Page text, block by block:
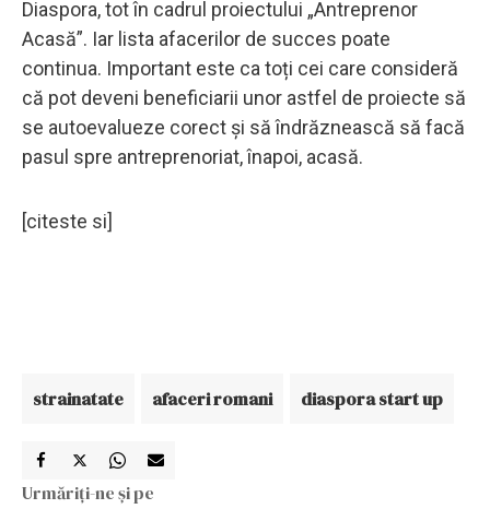
Diaspora, tot în cadrul proiectului „Antreprenor
Acasă”. Iar lista afacerilor de succes poate
continua. Important este ca toți cei care consideră
că pot deveni beneficiarii unor astfel de proiecte să
se autoevalueze corect și să îndrăznească să facă
pasul spre antreprenoriat, înapoi, acasă.
[citeste si]
strainatate afaceri romani diaspora start up
Urmăriți-ne și pe